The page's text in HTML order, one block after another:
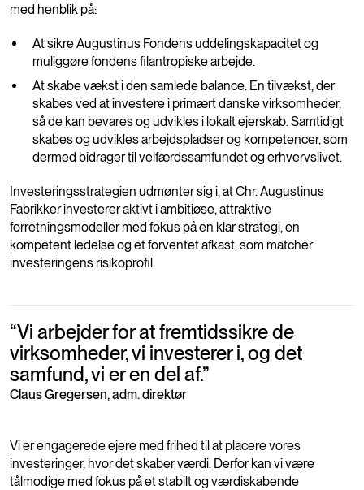
med henblik på:
At sikre Augustinus Fondens uddelingskapacitet og
muliggøre fondens filantropiske arbejde.
At skabe vækst i den samlede balance. En tilvækst, der
skabes ved at investere i primært danske virksomheder,
så de kan bevares og udvikles i lokalt ejerskab. Samtidigt
skabes og udvikles arbejdspladser og kompetencer, som
dermed bidrager til velfærdssamfundet og erhvervslivet.
Investeringsstrategien udmønter sig i, at Chr. Augustinus
Fabrikker investerer aktivt i ambitiøse, attraktive
forretningsmodeller med fokus på en klar strategi, en
kompetent ledelse og et forventet afkast, som matcher
investeringens risikoprofil.
“Vi arbejder for at fremtidssikre de
virksomheder, vi investerer i, og det
samfund, vi er en del af.”
Claus Gregersen, adm. direktør
Vi er engagerede ejere med frihed til at placere vores
investeringer, hvor det skaber værdi. Derfor kan vi være
tålmodige med fokus på et stabilt og værdiskabende